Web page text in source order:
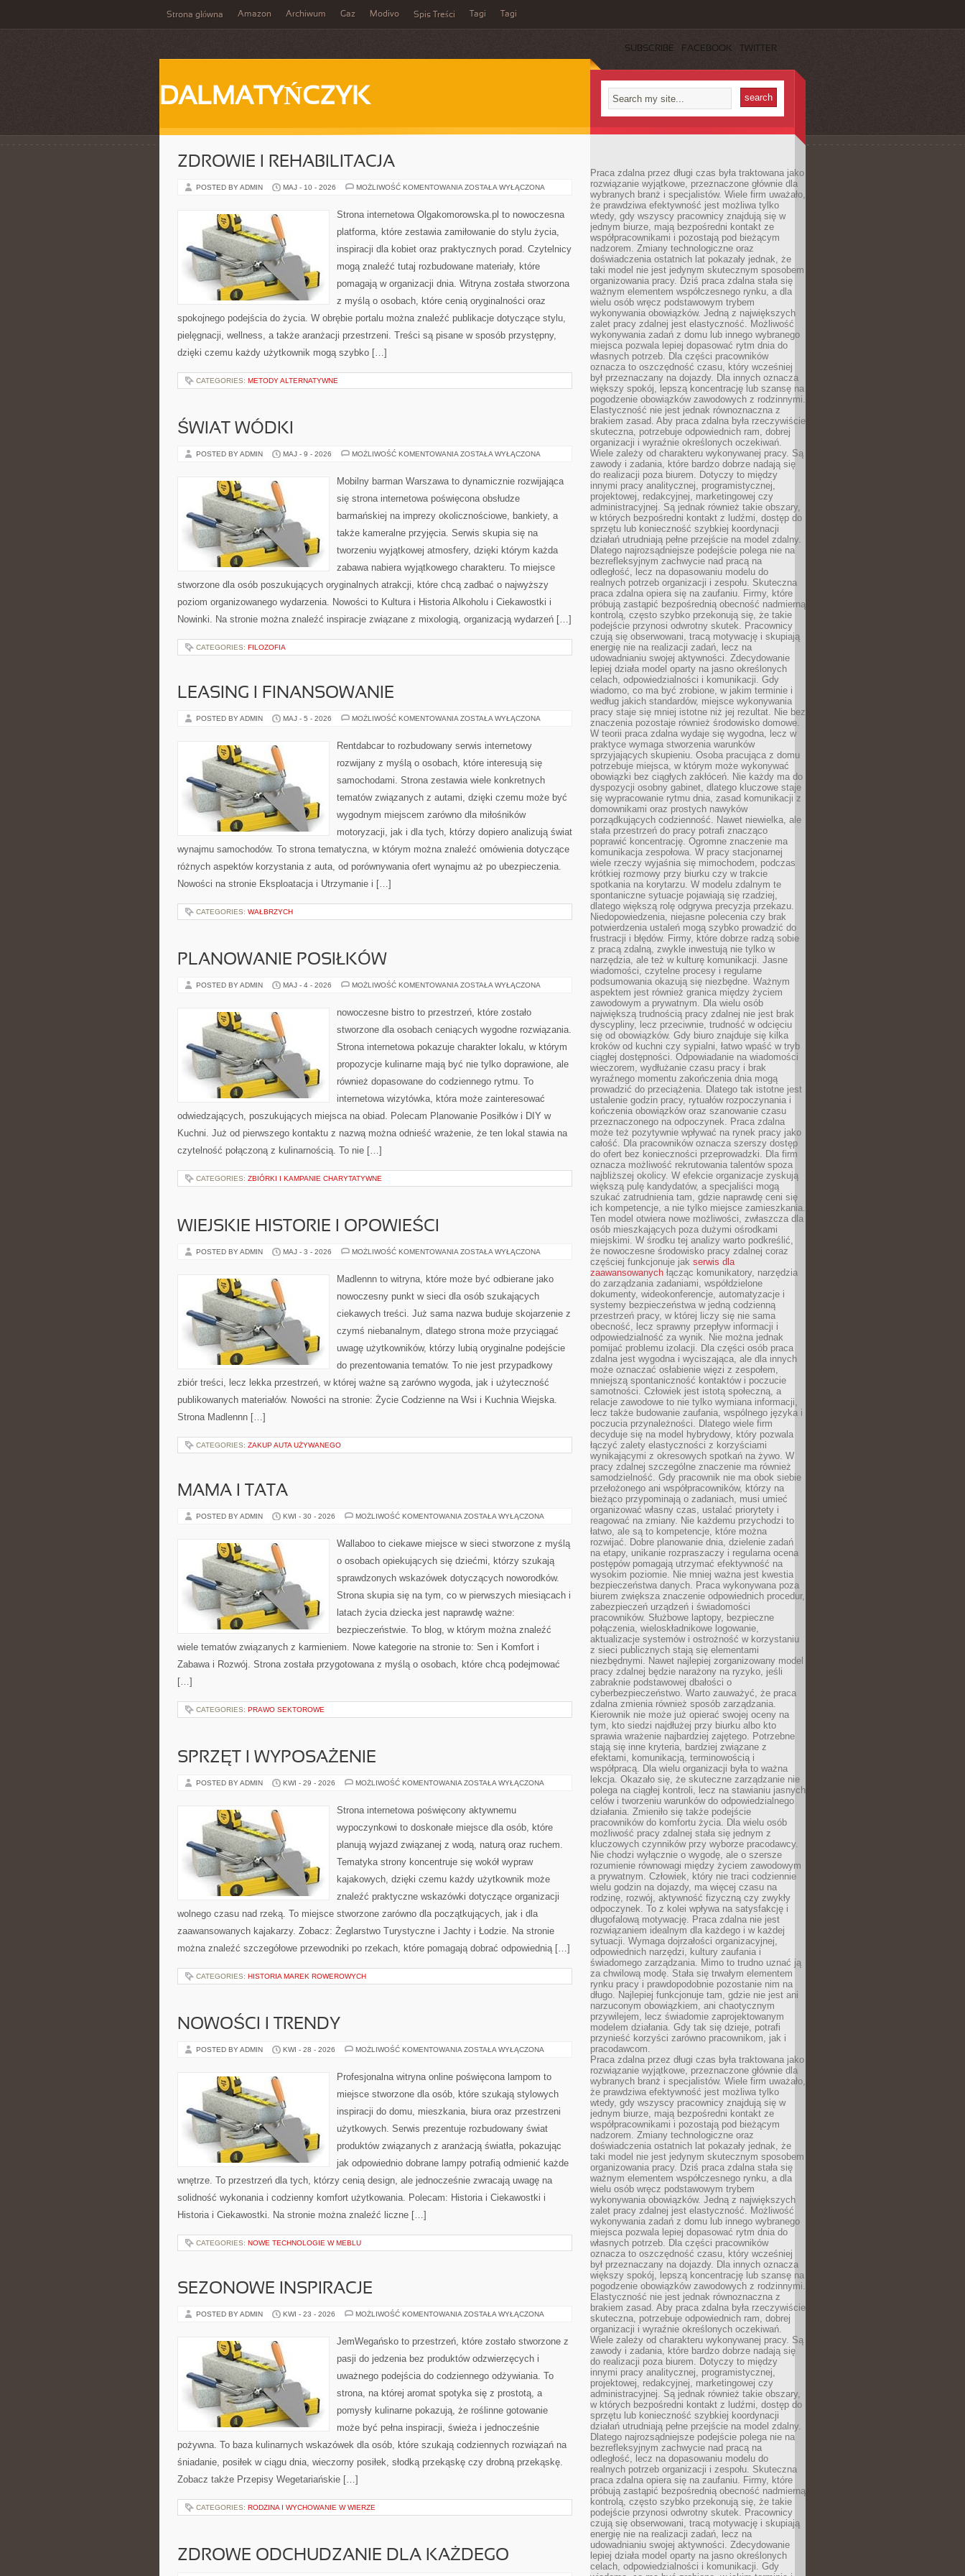
Strona główna Amazon Archiwum Gaz Modivo Spis Treści Tagi Tagi
SUBSCRIBE FACEBOOK TWITTER
DALMATYŃCZYK
ZDROWIE I REHABILITACJA
POSTED BY ADMIN MAJ - 10 - 2026 MOŻLIWOŚĆ KOMENTOWANIA ZDROWIE
ZOSTAŁA WYŁĄCZONA
Strona internetowa Olgakomorowska.pl to nowoczesna
platforma, które zestawia zamiłowanie do stylu życia,
inspiracji dla kobiet oraz praktycznych porad. Czytelnicy
mogą znaleźć tutaj rozbudowane materiały, które
pomagają w organizacji dnia. Witryna została stworzona
z myślą o osobach, które cenią oryginalności oraz
spokojnego podejścia do życia. W obrębie portalu można znaleźć publikacje dotyczące stylu,
pielęgnacji, wellness, a także aranżacji przestrzeni. Treści są pisane w sposób przystępny,
dzięki czemu każdy użytkownik mogą szybko […]
CATEGORIES: METODY ALTERNATYWNE
ŚWIAT WÓDKI
POSTED BY ADMIN MAJ - 9 - 2026 MOŻLIWOŚĆ KOMENTOWANIA ŚWIAT
ZOSTAŁA WYŁĄCZONA
Mobilny barman Warszawa to dynamicznie rozwijająca
się strona internetowa poświęcona obsłudze
barmańskiej na imprezy okolicznościowe, bankiety, a
także kameralne przyjęcia. Serwis skupia się na
tworzeniu wyjątkowej atmosfery, dzięki którym każda
zabawa nabiera wyjątkowego charakteru. To miejsce
stworzone dla osób poszukujących oryginalnych atrakcji, które chcą zadbać o najwyższy
poziom organizowanego wydarzenia. Nowości to Kultura i Historia Alkoholu i Ciekawostki i
Nowinki. Na stronie można znaleźć inspiracje związane z mixologią, organizacją wydarzeń […]
CATEGORIES: FILOZOFIA
LEASING I FINANSOWANIE
POSTED BY ADMIN MAJ - 5 - 2026 MOŻLIWOŚĆ KOMENTOWANIA LEASING
ZOSTAŁA WYŁĄCZONA
Rentdabcar to rozbudowany serwis internetowy
rozwijany z myślą o osobach, które interesują się
samochodami. Strona zestawia wiele konkretnych
tematów związanych z autami, dzięki czemu może być
wygodnym miejscem zarówno dla miłośników
motoryzacji, jak i dla tych, którzy dopiero analizują świat
wynajmu samochodów. To strona tematyczna, w którym można znaleźć omówienia dotyczące
różnych aspektów korzystania z auta, od porównywania ofert wynajmu aż po ubezpieczenia.
Nowości na stronie Eksploatacja i Utrzymanie i […]
CATEGORIES: WAŁBRZYCH
PLANOWANIE POSIŁKÓW
POSTED BY ADMIN MAJ - 4 - 2026 MOŻLIWOŚĆ KOMENTOWANIA PLANOWANIE
ZOSTAŁA WYŁĄCZONA
nowoczesne bistro to przestrzeń, które zostało
stworzone dla osobach ceniących wygodne rozwiązania.
Strona internetowa pokazuje charakter lokalu, w którym
propozycje kulinarne mają być nie tylko doprawione, ale
również dopasowane do codziennego rytmu. To
internetowa wizytówka, która może zainteresować
odwiedzających, poszukujących miejsca na obiad. Polecam Planowanie Posiłków i DIY w
Kuchni. Już od pierwszego kontaktu z nazwą można odnieść wrażenie, że ten lokal stawia na
czytelność połączoną z kulinarnością. To nie […]
CATEGORIES: ZBIÓRKI I KAMPANIE CHARYTATYWNE
WIEJSKIE HISTORIE I OPOWIEŚCI
POSTED BY ADMIN MAJ - 3 - 2026 MOŻLIWOŚĆ KOMENTOWANIA WIEJSKIE
OPOWIEŚCI
ZOSTAŁA WYŁĄCZONA
Madlennn to witryna, które może być odbierane jako
nowoczesny punkt w sieci dla osób szukających
ciekawych treści. Już sama nazwa buduje skojarzenie z
czymś niebanalnym, dlatego strona może przyciągać
uwagę użytkowników, którzy lubią oryginalne podejście
do prezentowania tematów. To nie jest przypadkowy
zbiór treści, lecz lekka przestrzeń, w której ważne są zarówno wygoda, jak i użyteczność
publikowanych materiałów. Nowości na stronie: Życie Codzienne na Wsi i Kuchnia Wiejska.
Strona Madlennn […]
CATEGORIES: ZAKUP AUTA UŻYWANEGO
MAMA I TATA
POSTED BY ADMIN KWI - 30 - 2026 MOŻLIWOŚĆ KOMENTOWANIA MAMA
ZOSTAŁA WYŁĄCZONA
Wallaboo to ciekawe miejsce w sieci stworzone z myślą
o osobach opiekujących się dziećmi, którzy szukają
sprawdzonych wskazówek dotyczących noworodków.
Strona skupia się na tym, co w pierwszych miesiącach i
latach życia dziecka jest naprawdę ważne:
bezpieczeństwie. To blog, w którym można znaleźć
wiele tematów związanych z karmieniem. Nowe kategorie na stronie to: Sen i Komfort i
Zabawa i Rozwój. Strona została przygotowana z myślą o osobach, które chcą podejmować
[…]
CATEGORIES: PRAWO SEKTOROWE
SPRZĘT I WYPOSAŻENIE
POSTED BY ADMIN KWI - 29 - 2026 MOŻLIWOŚĆ KOMENTOWANIA SPRZĘT
ZOSTAŁA WYŁĄCZONA
Strona internetowa poświęcony aktywnemu
wypoczynkowi to doskonałe miejsce dla osób, które
planują wyjazd związanej z wodą, naturą oraz ruchem.
Tematyka strony koncentruje się wokół wypraw
kajakowych, dzięki czemu każdy użytkownik może
znaleźć praktyczne wskazówki dotyczące organizacji
wolnego czasu nad rzeką. To miejsce stworzone zarówno dla początkujących, jak i dla
zaawansowanych kajakarzy. Zobacz: Żeglarstwo Turystyczne i Jachty i Łodzie. Na stronie
można znaleźć szczegółowe przewodniki po rzekach, które pomagają dobrać odpowiednią […]
CATEGORIES: HISTORIA MAREK ROWEROWYCH
NOWOŚCI I TRENDY
POSTED BY ADMIN KWI - 28 - 2026 MOŻLIWOŚĆ KOMENTOWANIA NOWOŚCI
ZOSTAŁA WYŁĄCZONA
Profesjonalna witryna online poświęcona lampom to
miejsce stworzone dla osób, które szukają stylowych
inspiracji do domu, mieszkania, biura oraz przestrzeni
użytkowych. Serwis prezentuje rozbudowany świat
produktów związanych z aranżacją światła, pokazując
jak odpowiednio dobrane lampy potrafią odmienić każde
wnętrze. To przestrzeń dla tych, którzy cenią design, ale jednocześnie zwracają uwagę na
solidność wykonania i codzienny komfort użytkowania. Polecam: Historia i Ciekawostki i
Historia i Ciekawostki. Na stronie można znaleźć liczne […]
CATEGORIES: NOWE TECHNOLOGIE W MEBLU
SEZONOWE INSPIRACJE
POSTED BY ADMIN KWI - 23 - 2026 MOŻLIWOŚĆ KOMENTOWANIA SEZONOWE
ZOSTAŁA WYŁĄCZONA
JemWegańsko to przestrzeń, które zostało stworzone z
pasji do jedzenia bez produktów odzwierzęcych i
uważnego podejścia do codziennego odżywiania. To
strona, na której aromat spotyka się z prostotą, a
pomysły kulinarne pokazują, że roślinne gotowanie
może być pełna inspiracji, świeża i jednocześnie
pożywna. To baza kulinarnych wskazówek dla osób, które szukają codziennych rozwiązań na
śniadanie, posiłek w ciągu dnia, wieczorny posiłek, słodką przekąskę czy drobną przekąskę.
Zobacz także Przepisy Wegetariańskie […]
CATEGORIES: RODZINA I WYCHOWANIE W WIERZE
ZDROWE ODCHUDZANIE DLA KAŻDEGO
Praca zdalna przez długi czas była traktowana jako
rozwiązanie wyjątkowe, przeznaczone głównie dla
wybranych branż i specjalistów. Wiele firm uważało,
że prawdziwa efektywność jest możliwa tylko
wtedy, gdy wszyscy pracownicy znajdują się w
jednym biurze, mają bezpośredni kontakt ze
współpracownikami i pozostają pod bieżącym
nadzorem. Zmiany technologiczne oraz
doświadczenia ostatnich lat pokazały jednak, że
taki model nie jest jedynym skutecznym sposobem
organizowania pracy. Dziś praca zdalna stała się
ważnym elementem współczesnego rynku, a dla
wielu osób wręcz podstawowym trybem
wykonywania obowiązków. Jedną z największych
zalet pracy zdalnej jest elastyczność. Możliwość
wykonywania zadań z domu lub innego wybranego
miejsca pozwala lepiej dopasować rytm dnia do
własnych potrzeb. Dla części pracowników
oznacza to oszczędność czasu, który wcześniej
był przeznaczany na dojazdy. Dla innych oznacza
większy spokój, lepszą koncentrację lub szansę na
pogodzenie obowiązków zawodowych z rodzinnymi.
Elastyczność nie jest jednak równoznaczna z
brakiem zasad. Aby praca zdalna była rzeczywiście
skuteczna, potrzebuje odpowiednich ram, dobrej
organizacji i wyraźnie określonych oczekiwań.
Wiele zależy od charakteru wykonywanej pracy. Są
zawody i zadania, które bardzo dobrze nadają się
do realizacji poza biurem. Dotyczy to między
innymi pracy analitycznej, programistycznej,
projektowej, redakcyjnej, marketingowej czy
administracyjnej. Są jednak również takie obszary,
w których bezpośredni kontakt z ludźmi, dostęp do
sprzętu lub konieczność szybkiej koordynacji
działań utrudniają pełne przejście na model zdalny.
Dlatego najrozsądniejsze podejście polega nie na
bezrefleksyjnym zachwycie nad pracą na
odległość, lecz na dopasowaniu modelu do
realnych potrzeb organizacji i zespołu. Skuteczna
praca zdalna opiera się na zaufaniu. Firmy, które
próbują zastąpić bezpośrednią obecność nadmierną
kontrolą, często szybko przekonują się, że takie
podejście przynosi odwrotny skutek. Pracownicy
czują się obserwowani, tracą motywację i skupiają
energię nie na realizacji zadań, lecz na
udowadnianiu swojej aktywności. Zdecydowanie
lepiej działa model oparty na jasno określonych
celach, odpowiedzialności i komunikacji. Gdy
wiadomo, co ma być zrobione, w jakim terminie i
według jakich standardów, miejsce wykonywania
pracy staje się mniej istotne niż jej rezultat. Nie bez
znaczenia pozostaje również środowisko domowe.
W teorii praca zdalna wydaje się wygodna, lecz w
praktyce wymaga stworzenia warunków
sprzyjających skupieniu. Osoba pracująca z domu
potrzebuje miejsca, w którym może wykonywać
obowiązki bez ciągłych zakłóceń. Nie każdy ma do
dyspozycji osobny gabinet, dlatego kluczowe staje
się wypracowanie rytmu dnia, zasad komunikacji z
domownikami oraz prostych nawyków
porządkujących codzienność. Nawet niewielka, ale
stała przestrzeń do pracy potrafi znacząco
poprawić koncentrację. Ogromne znaczenie ma
komunikacja zespołowa. W pracy stacjonarnej
wiele rzeczy wyjaśnia się mimochodem, podczas
krótkiej rozmowy przy biurku czy w trakcie
spotkania na korytarzu. W modelu zdalnym te
spontaniczne sytuacje pojawiają się rzadziej,
dlatego większą rolę odgrywa precyzja przekazu.
Niedopowiedzenia, niejasne polecenia czy brak
potwierdzenia ustaleń mogą szybko prowadzić do
frustracji i błędów. Firmy, które dobrze radzą sobie
z pracą zdalną, zwykle inwestują nie tylko w
narzędzia, ale też w kulturę komunikacji. Jasne
wiadomości, czytelne procesy i regularne
podsumowania okazują się niezbędne. Ważnym
aspektem jest również granica między życiem
zawodowym a prywatnym. Dla wielu osób
największą trudnością pracy zdalnej nie jest brak
dyscypliny, lecz przeciwnie, trudność w odcięciu
się od obowiązków. Gdy biuro znajduje się kilka
kroków od kuchni czy sypialni, łatwo wpaść w tryb
ciągłej dostępności. Odpowiadanie na wiadomości
wieczorem, wydłużanie czasu pracy i brak
wyraźnego momentu zakończenia dnia mogą
prowadzić do przeciążenia. Dlatego tak istotne jest
ustalenie godzin pracy, rytuałów rozpoczynania i
kończenia obowiązków oraz szanowanie czasu
przeznaczonego na odpoczynek. Praca zdalna
może też pozytywnie wpływać na rynek pracy jako
całość. Dla pracowników oznacza szerszy dostęp
do ofert bez konieczności przeprowadzki. Dla firm
oznacza możliwość rekrutowania talentów spoza
najbliższej okolicy. W efekcie organizacje zyskują
większą pulę kandydatów, a specjaliści mogą
szukać zatrudnienia tam, gdzie naprawdę ceni się
ich kompetencje, a nie tylko miejsce zamieszkania.
Ten model otwiera nowe możliwości, zwłaszcza dla
osób mieszkających poza dużymi ośrodkami
miejskimi. W środku tej analizy warto podkreślić,
że nowoczesne środowisko pracy zdalnej coraz
częściej funkcjonuje jak serwis dla
zaawansowanych łącząc komunikatory, narzędzia
do zarządzania zadaniami, współdzielone
dokumenty, wideokonferencje, automatyzacje i
systemy bezpieczeństwa w jedną codzienną
przestrzeń pracy, w której liczy się nie sama
obecność, lecz sprawny przepływ informacji i
odpowiedzialność za wynik. Nie można jednak
pomijać problemu izolacji. Dla części osób praca
zdalna jest wygodna i wyciszająca, ale dla innych
może oznaczać osłabienie więzi z zespołem,
mniejszą spontaniczność kontaktów i poczucie
samotności. Człowiek jest istotą społeczną, a
relacje zawodowe to nie tylko wymiana informacji,
lecz także budowanie zaufania, wspólnego języka i
poczucia przynależności. Dlatego wiele firm
decyduje się na model hybrydowy, który pozwala
łączyć zalety elastyczności z korzyściami
wynikającymi z okresowych spotkań na żywo. W
pracy zdalnej szczególne znaczenie ma również
samodzielność. Gdy pracownik nie ma obok siebie
przełożonego ani współpracowników, którzy na
bieżąco przypominają o zadaniach, musi umieć
organizować własny czas, ustalać priorytety i
reagować na zmiany. Nie każdemu przychodzi to
łatwo, ale są to kompetencje, które można
rozwijać. Dobre planowanie dnia, dzielenie zadań
na etapy, unikanie rozpraszaczy i regularna ocena
postępów pomagają utrzymać efektywność na
wysokim poziomie. Nie mniej ważna jest kwestia
bezpieczeństwa danych. Praca wykonywana poza
biurem zwiększa znaczenie odpowiednich procedur,
zabezpieczeń urządzeń i świadomości
pracowników. Służbowe laptopy, bezpieczne
połączenia, wieloskładnikowe logowanie,
aktualizacje systemów i ostrożność w korzystaniu
z sieci publicznych stają się elementami
niezbędnymi. Nawet najlepiej zorganizowany model
pracy zdalnej będzie narażony na ryzyko, jeśli
zabraknie podstawowej dbałości o
cyberbezpieczeństwo. Warto zauważyć, że praca
zdalna zmienia również sposób zarządzania.
Kierownik nie może już opierać swojej oceny na
tym, kto siedzi najdłużej przy biurku albo kto
sprawia wrażenie najbardziej zajętego. Potrzebne
stają się inne kryteria, bardziej związane z
efektami, komunikacją, terminowością i
współpracą. Dla wielu organizacji była to ważna
lekcja. Okazało się, że skuteczne zarządzanie nie
polega na ciągłej kontroli, lecz na stawianiu jasnych
celów i tworzeniu warunków do odpowiedzialnego
działania. Zmieniło się także podejście
pracowników do komfortu życia. Dla wielu osób
możliwość pracy zdalnej stała się jednym z
kluczowych czynników przy wyborze pracodawcy.
Nie chodzi wyłącznie o wygodę, ale o szersze
rozumienie równowagi między życiem zawodowym
a prywatnym. Człowiek, który nie traci codziennie
wielu godzin na dojazdy, ma więcej czasu na
rodzinę, rozwój, aktywność fizyczną czy zwykły
odpoczynek. To z kolei wpływa na satysfakcję i
długofalową motywację. Praca zdalna nie jest
rozwiązaniem idealnym dla każdego i w każdej
sytuacji. Wymaga dojrzałości organizacyjnej,
odpowiednich narzędzi, kultury zaufania i
świadomego zarządzania. Mimo to trudno uznać ją
za chwilową modę. Stała się trwałym elementem
rynku pracy i prawdopodobnie pozostanie nim na
długo. Najlepiej funkcjonuje tam, gdzie nie jest ani
narzuconym obowiązkiem, ani chaotycznym
przywilejem, lecz świadomie zaprojektowanym
modelem działania. Gdy tak się dzieje, potrafi
przynieść korzyści zarówno pracownikom, jak i
pracodawcom.
Praca zdalna przez długi czas była traktowana jako
rozwiązanie wyjątkowe, przeznaczone głównie dla
wybranych branż i specjalistów. Wiele firm uważało,
że prawdziwa efektywność jest możliwa tylko
wtedy, gdy wszyscy pracownicy znajdują się w
jednym biurze, mają bezpośredni kontakt ze
współpracownikami i pozostają pod bieżącym
nadzorem. Zmiany technologiczne oraz
doświadczenia ostatnich lat pokazały jednak, że
taki model nie jest jedynym skutecznym sposobem
organizowania pracy. Dziś praca zdalna stała się
ważnym elementem współczesnego rynku, a dla
wielu osób wręcz podstawowym trybem
wykonywania obowiązków. Jedną z największych
zalet pracy zdalnej jest elastyczność. Możliwość
wykonywania zadań z domu lub innego wybranego
miejsca pozwala lepiej dopasować rytm dnia do
własnych potrzeb. Dla części pracowników
oznacza to oszczędność czasu, który wcześniej
był przeznaczany na dojazdy. Dla innych oznacza
większy spokój, lepszą koncentrację lub szansę na
pogodzenie obowiązków zawodowych z rodzinnymi.
Elastyczność nie jest jednak równoznaczna z
brakiem zasad. Aby praca zdalna była rzeczywiście
skuteczna, potrzebuje odpowiednich ram, dobrej
organizacji i wyraźnie określonych oczekiwań.
Wiele zależy od charakteru wykonywanej pracy. Są
zawody i zadania, które bardzo dobrze nadają się
do realizacji poza biurem. Dotyczy to między
innymi pracy analitycznej, programistycznej,
projektowej, redakcyjnej, marketingowej czy
administracyjnej. Są jednak również takie obszary,
w których bezpośredni kontakt z ludźmi, dostęp do
sprzętu lub konieczność szybkiej koordynacji
działań utrudniają pełne przejście na model zdalny.
Dlatego najrozsądniejsze podejście polega nie na
bezrefleksyjnym zachwycie nad pracą na
odległość, lecz na dopasowaniu modelu do
realnych potrzeb organizacji i zespołu. Skuteczna
praca zdalna opiera się na zaufaniu. Firmy, które
próbują zastąpić bezpośrednią obecność nadmierną
kontrolą, często szybko przekonują się, że takie
podejście przynosi odwrotny skutek. Pracownicy
czują się obserwowani, tracą motywację i skupiają
energię nie na realizacji zadań, lecz na
udowadnianiu swojej aktywności. Zdecydowanie
lepiej działa model oparty na jasno określonych
celach, odpowiedzialności i komunikacji. Gdy